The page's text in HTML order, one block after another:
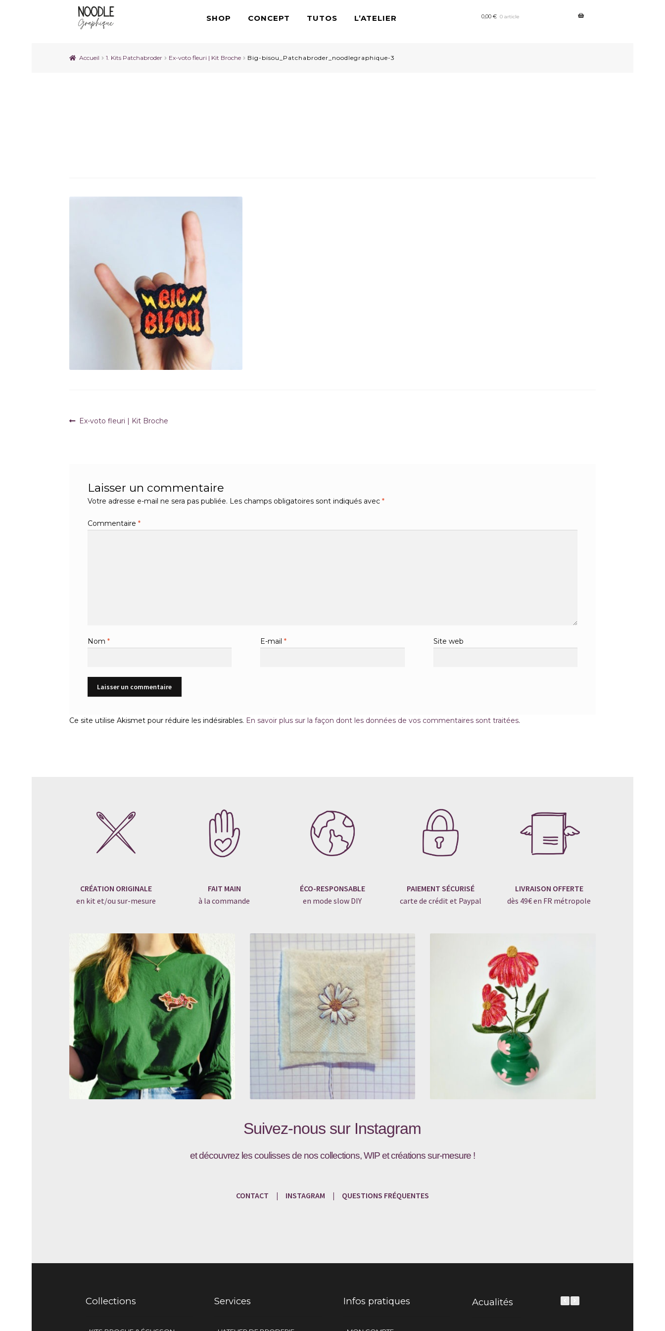
SHOP CONCEPT TUTOS L’ATELIER 0,00 € 0 article
Accueil 1. Kits Patchabroder Ex-voto fleuri | Kit Broche Big-bisou_Patchabroder_noodlegraphique-3
Navigation
Article
Ex-voto fleuri | Kit Broche
Laisser un commentaire
Votre adresse e-mail ne sera pas publiée. Les champs obligatoires sont indiqués avec *
Commentaire *
Nom * E-mail* Site web
Ce site utilise Akismet pour réduire les indésirables. En savoir plus sur la façon dont les données de vos commentaires sont traitées.
CRÉATION ORIGINALE
en kit et/ou sur-mesure
FAIT MAIN
à la commande
ÉCO-RESPONSABLE
en mode slow DIY
PAIEMENT SÉCURISÉ
carte de crédit et Paypal
LIVRAISON OFFERTE
dès 49€ en FR métropole
Suivez-nous sur Instagram
et découvrez les coulisses de nos collections, WIP et créations sur-mesure !
CONTACT | INSTAGRAM | QUESTIONS FRÉQUENTES
Collections Services Infos pratiques Acualités